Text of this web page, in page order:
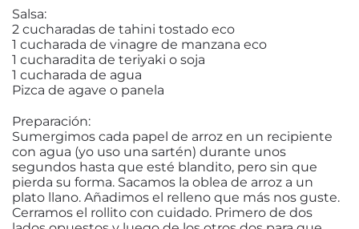
Salsa:
2 cucharadas de tahini tostado eco
1 cucharada de vinagre de manzana eco
1 cucharadita de teriyaki o soja
1 cucharada de agua
Pizca de agave o panela
Preparación:
Sumergimos cada papel de arroz en un recipiente
con agua (yo uso una sartén) durante unos
segundos hasta que esté blandito, pero sin que
pierda su forma. Sacamos la oblea de arroz a un
plato llano. Añadimos el relleno que más nos guste.
Cerramos el rollito con cuidado. Primero de dos